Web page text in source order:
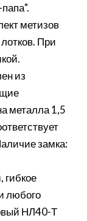
метизов
При
из
металла 1,5
замка:
гибкое
любого
НЛ40-Т